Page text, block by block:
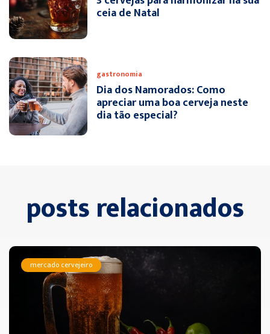
ceia de Natal
gastronomia
Dia dos Namorados: Como
apreciar uma boa cerveja neste
dia tão especial?
posts relacionados
mercado cervejeiro